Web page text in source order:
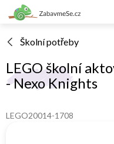
Přejít
na
Školní potřeby
LEGO školní
- Nexo Knights
LEGO20014-1708